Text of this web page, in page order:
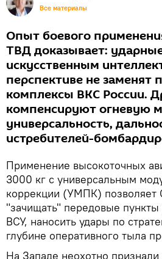
Все материалы
Опыт боевого
ТВД доказывает:
искусственным
перспективе не заменят
комплексы ВКС России.
компенсируют огневую
универсальность,
истребителей-
Применение высокоточных
3000 кг с универсальным
коррекции (УМПК) позволяет
"зачищать" передовые
ВСУ, наносить удары по
глубине оперативного тыла
На Западе неохотно признали